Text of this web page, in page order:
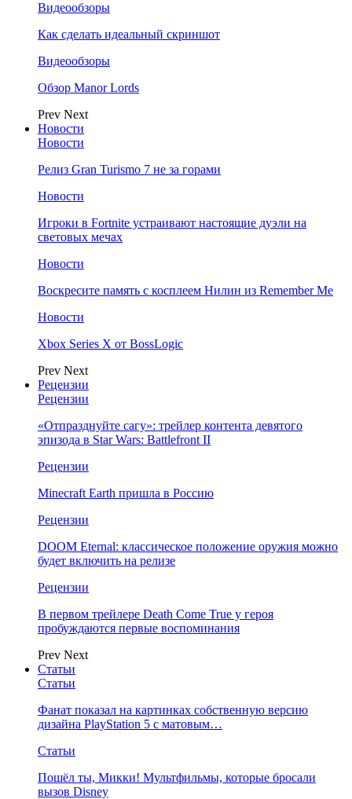
Видеообзоры
Как сделать идеальный скриншот
Видеообзоры
Обзор Manor Lords
Prev Next
Новости
Новости
Релиз Gran Turismo 7 не за горами
Новости
Игроки в Fortnite устраивают настоящие дуэли на
световых мечах
Новости
Воскресите память с косплеем Нилин из Remember Me
Новости
Xbox Series X от BossLogic
Prev Next
Рецензии
Рецензии
«Отпразднуйте сагу»: трейлер контента девятого
эпизода в Star Wars: Battlefront II
Рецензии
Minecraft Earth пришла в Россию
Рецензии
DOOM Eternal: классическое положение оружия можно
будет включить на релизе
Рецензии
В первом трейлере Death Come True у героя
пробуждаются первые воспоминания
Prev Next
Статьи
Статьи
Фанат показал на картинках собственную версию
дизайна PlayStation 5 с матовым…
Статьи
Пошёл ты, Микки! Мультфильмы, которые бросали
вызов Disney